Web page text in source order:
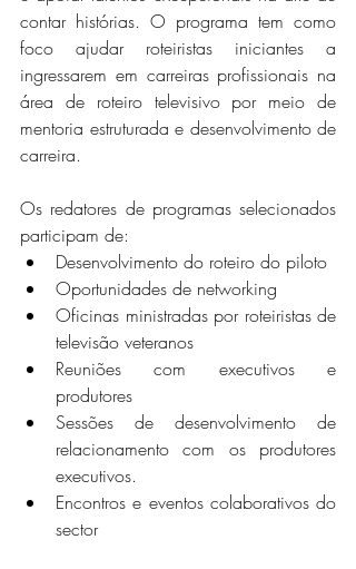
contar histórias. O programa tem como
foco ajudar roteiristas iniciantes a
ingressarem em carreiras profissionais na
área de roteiro televisivo por meio de
mentoria estruturada e desenvolvimento de
carreira.
Os redatores de programas selecionados
participam de:
Desenvolvimento do roteiro do piloto
Oportunidades de networking
Oficinas ministradas por roteiristas de
televisão veteranos
Reuniões com executivos e
produtores
Sessões de desenvolvimento de
relacionamento com os produtores
executivos.
Encontros e eventos colaborativos do
sector